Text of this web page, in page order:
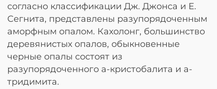
согласно классификации Дж. Джонса и Е.
Сегнита, представлены разупорядоченным
аморфным опалом. Кахолонг, большинство
деревянистых опалов, обыкновенные
черные опалы состоят из
разупорядоченного а-кристобалита и а-
тридимита.